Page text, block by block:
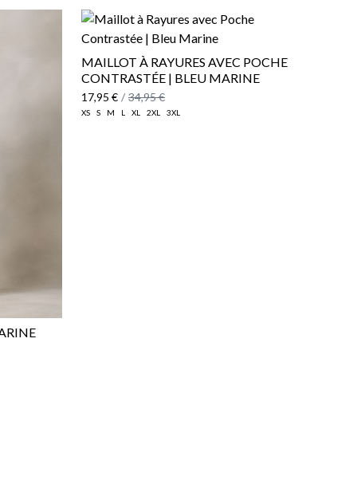
MAILLOT À RAYURES AVEC POCHE
CONTRASTÉE | BLEU MARINE
17,95 € / 34,95 €
XS S M L XL 2XL 3XL